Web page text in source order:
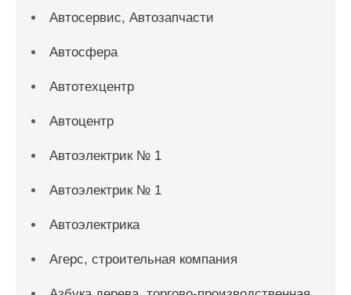
Автосервис, Автозапчасти
Автосфера
Автотехцентр
Автоцентр
Автоэлектрик № 1
Автоэлектрик № 1
Автоэлектрика
Агерс, строительная компания